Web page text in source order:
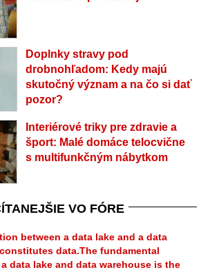
Doplnky stravy pod
drobnohľadom: Kedy majú
skutočný význam a na čo si dať
pozor?
Interiérové triky pre zdravie a
šport: Malé domáce telocvične
s multifunkčným nábytkom
VO FÓRE
between a data lake and a data
data.The fundamental
data lake and data warehouse is the